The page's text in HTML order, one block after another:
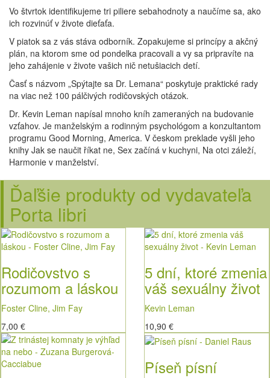
Vo štvrtok identifikujeme tri piliere sebahodnoty a naučíme sa, ako
ich rozvinúť v živote dieťaťa.
V piatok sa z vás stáva odborník. Zopakujeme si princípy a akčný
plán, na ktorom sme od pondelka pracovali a vy sa pripravíte na
jeho zahájenie v živote vašich nič netušiacich detí.
Časť s názvom „Spýtajte sa Dr. Lemana“ poskytuje praktické rady
na viac než 100 pálčivých rodičovských otázok.
Dr. Kevin Leman napísal mnoho kníh zameraných na budovanie
vzťahov. Je manželským a rodinným psychológom a konzultantom
programu Good Morning, America. V českom preklade vyšli jeho
knihy Jak se naučit říkat ne, Sex začíná v kuchyni, Na otci záleží,
Harmonie v manželství.
Ďaľšie produkty od vydavateľa
Porta libri
Rodičovstvo s
rozumom a láskou
Foster Cline, Jim Fay
7,00 €
5 dní, ktoré zmenia
váš sexuálny život
Kevin Leman
10,90 €
Píseň písní